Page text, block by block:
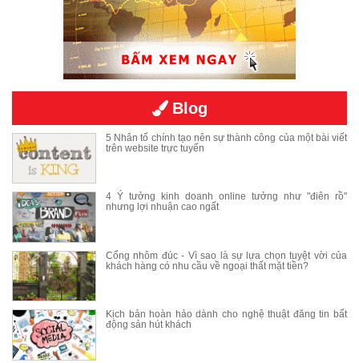
Blog
5 Nhân tố chính tạo nên sự thành công của một bài viết
trên website trực tuyến
4 Ý tưởng kinh doanh online tưởng như "điên rồ"
nhưng lợi nhuận cao ngất
Cổng nhôm đúc - Vì sao là sự lựa chọn tuyệt vời của
khách hàng có nhu cầu về ngoại thất mặt tiền?
Kịch bản hoàn hảo dành cho nghệ thuật đăng tin bất
động sản hút khách